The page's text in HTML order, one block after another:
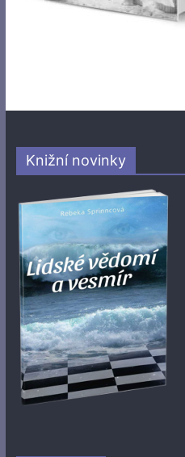
Knižní novinky